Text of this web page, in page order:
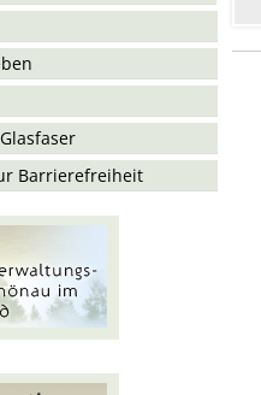
Barrierefreiheit